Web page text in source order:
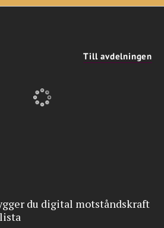
Till avdelningen
du digital motståndskraft